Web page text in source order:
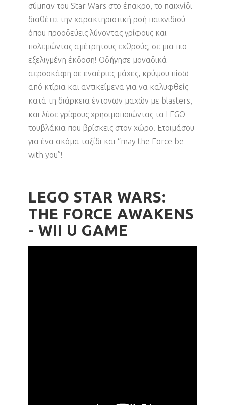
σύμπαν του Star Wars στο έπακρο, το παιχνίδι
διαθέτει την χαρακτηριστική ροή παιχνιδιού
όπου προοδεύεις λύνοντας γρίφους και
πολεμώντας αμέτρητους εχθρούς, σε μια πιο
εξελιγμένη έκδοση! Οδήγησε μοναδικά
αεροσκάφη σε εναέριες μάχες, κρύψου πίσω
από κτίρια και αντικείμενα για να καλυφθείς
κατά τη διάρκεια έντονων μαχών με blasters,
και λύσε γρίφους χρησιμοποιώντας τα LEGO
τουβλάκια που βρίσκεις στον χώρο! Ετοιμάσου
για ένα ακόμα ταξίδι και “may the Force be
with you”!
LEGO STAR WARS:
THE FORCE AWAKENS
- WII U GAME